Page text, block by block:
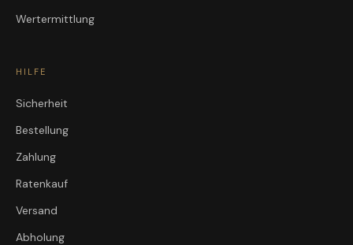
Wertermittlung
HILFE
Sicherheit
Bestellung
Zahlung
Ratenkauf
Versand
Abholung